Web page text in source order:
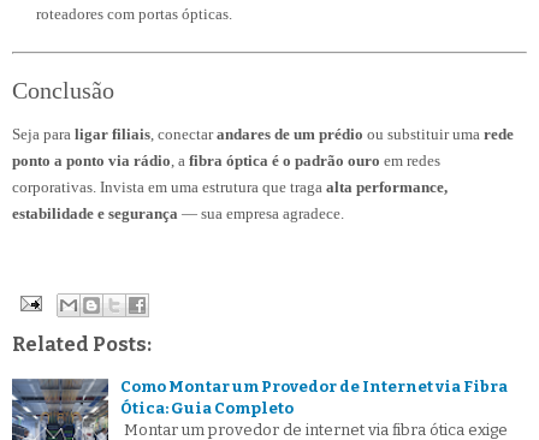
roteadores com portas ópticas.
Conclusão
Seja para ligar filiais, conectarandares de um prédio ou substituir uma rede
ponto a ponto via rádio, a fibra óptica é o padrão ouro em redes
corporativas. Invista em uma estrutura que traga alta performance,
estabilidade e segurança — sua empresa agradece.
Related Posts:
Como Montar um Provedor de Internet via Fibra
Ótica: Guia Completo
Montar um provedor de internet via fibra ótica exige